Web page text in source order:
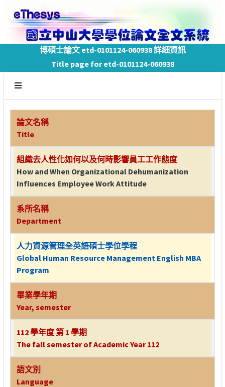
博碩士論文 etd-0101124-060938 詳細資訊
Title page for etd-0101124-060938
論文名稱
Title
組織去人性化如何以及何時影響員工工作態度
How and When Organizational Dehumanization
Influences Employee Work Attitude
系所名稱
Department
人力資源管理全英語碩士學位學程
Global Human Resource Management English MBA
Program
畢業學年期
Year, semester
112 學年度 第 1 學期
The fall semester of Academic Year 112
語文別
Language